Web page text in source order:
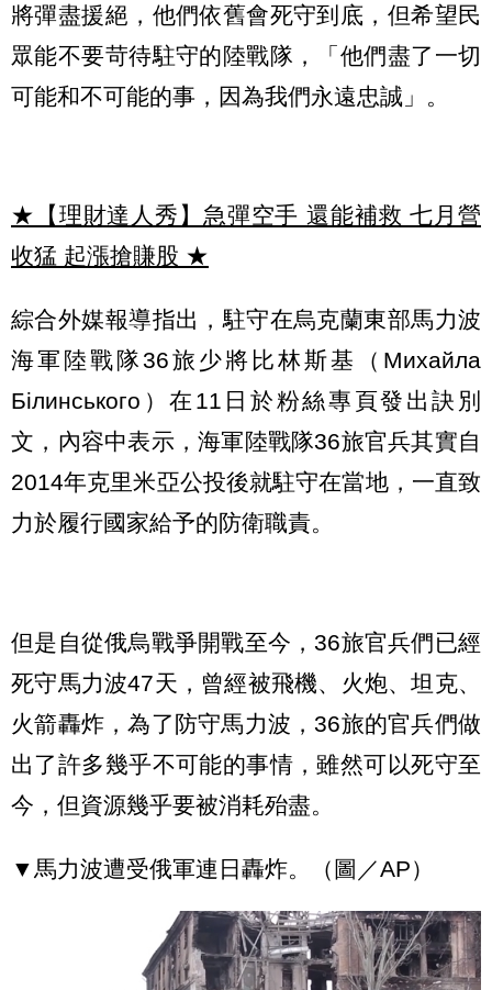
將彈盡援絕，他們依舊會死守到底，但希望民
眾能不要苛待駐守的陸戰隊，「他們盡了一切
可能和不可能的事，因為我們永遠忠誠」。
★【理財達人秀】急彈空手 還能補救 七月營
收猛 起漲搶賺股 ★
綜合外媒報導指出，駐守在烏克蘭東部馬力波
海軍陸戰隊36旅少將比林斯基（Михайла
Білинського）在11日於粉絲專頁發出訣別
文，內容中表示，海軍陸戰隊36旅官兵其實自
2014年克里米亞公投後就駐守在當地，一直致
力於履行國家給予的防衛職責。
但是自從俄烏戰爭開戰至今，36旅官兵們已經
死守馬力波47天，曾經被飛機、火炮、坦克、
火箭轟炸，為了防守馬力波，36旅的官兵們做
出了許多幾乎不可能的事情，雖然可以死守至
今，但資源幾乎要被消耗殆盡。
▼馬力波遭受俄軍連日轟炸。（圖／AP）